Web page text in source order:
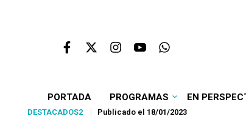
PORTADA PROGRAMAS EN
DESTACADOS2 Publicado el 18/01/2023